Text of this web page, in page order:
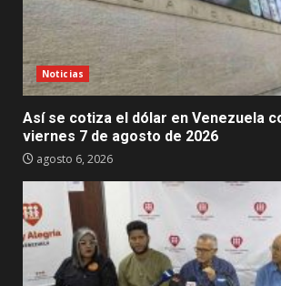
Noticias
Así se cotiza el dólar en Venezuela
viernes 7 de agosto de 2026
agosto 6, 2026